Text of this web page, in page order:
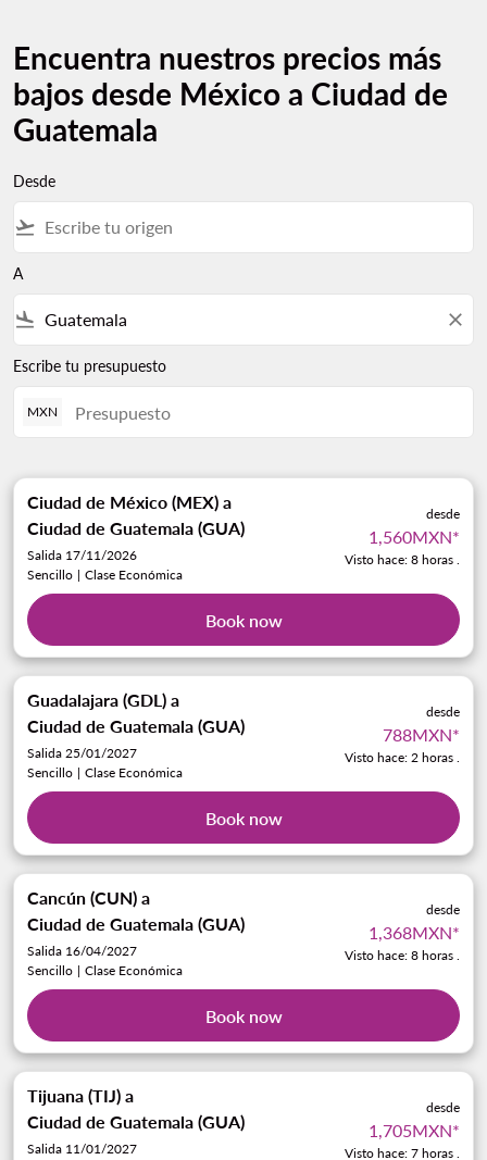
Encuentra nuestros precios más
bajos desde México a Ciudad de
Guatemala
Desde
flight_takeoff
A
flight_land close
Escribe tu presupuesto
MXN
Ciudad de México (MEX) a
Ciudad de Guatemala (GUA)
Salida 17/11/2026
Sencillo | Clase Económica
desde
1,560MXN*
Visto hace: 8 horas .
Book now
Guadalajara (GDL) a
Ciudad de Guatemala (GUA)
Salida 25/01/2027
Sencillo | Clase Económica
desde
788MXN*
Visto hace: 2 horas .
Book now
Cancún (CUN) a
Ciudad de Guatemala (GUA)
Salida 16/04/2027
Sencillo | Clase Económica
desde
1,368MXN*
Visto hace: 8 horas .
Book now
Tijuana (TIJ) a
Ciudad de Guatemala (GUA)
Salida 11/01/2027
desde
1,705MXN*
Visto hace: 7 horas .